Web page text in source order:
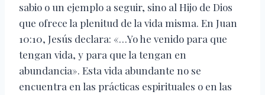
sabio o un ejemplo a seguir, sino al Hijo de Dios
que ofrece la plenitud de la vida misma. En Juan
10:10, Jesús declara: «…Yo he venido para que
tengan vida, y para que la tengan en
abundancia». Esta vida abundante no se
encuentra en las prácticas espirituales o en las